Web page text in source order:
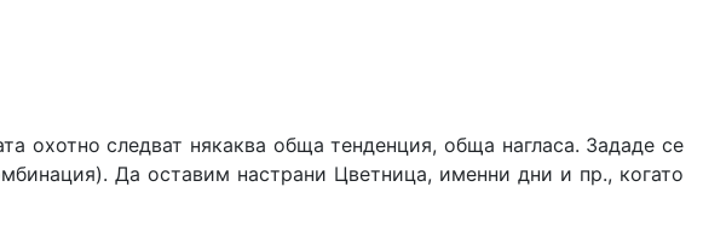
охотно следват някаква обща тенденция, обща нагласа. Зададе се
Да оставим настрани Цветница, именни дни и пр., когато